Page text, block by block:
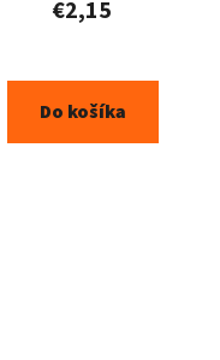
€2,15
Do košíka